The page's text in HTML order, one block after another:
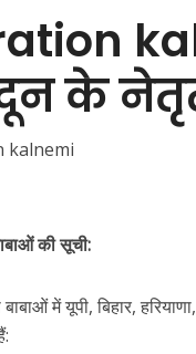
के
की सूची:
में यूपी, बिहार,